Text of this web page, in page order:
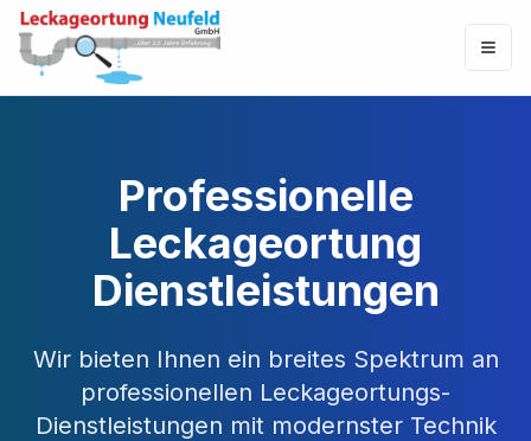
Professionelle
Leckageortung
Dienstleistungen
Wir bieten Ihnen ein breites Spektrum an
professionellen Leckageortungs-
Dienstleistungen mit modernster Technik